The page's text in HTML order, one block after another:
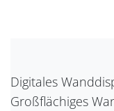
Digitales
Großflächiges